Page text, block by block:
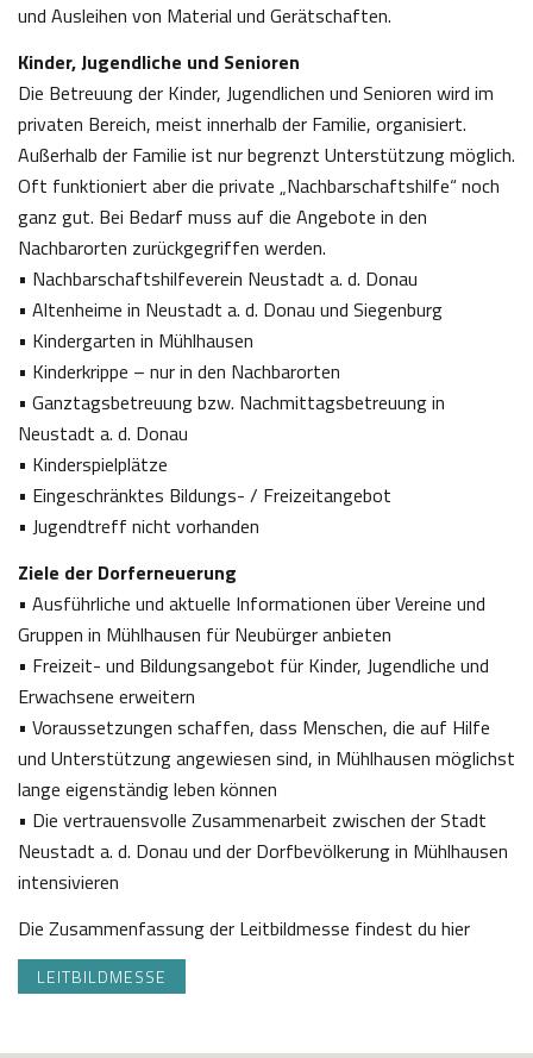
und Ausleihen von Material und Gerätschaften.
Kinder, Jugendliche und Senioren
Die Betreuung der Kinder, Jugendlichen und Senioren wird im
privaten Bereich, meist innerhalb der Familie, organisiert.
Außerhalb der Familie ist nur begrenzt Unterstützung möglich.
Oft funktioniert aber die private „Nachbarschaftshilfe“ noch
ganz gut. Bei Bedarf muss auf die Angebote in den
Nachbarorten zurückgegriffen werden.
• Nachbarschaftshilfeverein Neustadt a. d. Donau
• Altenheime in Neustadt a. d. Donau und Siegenburg
• Kindergarten in Mühlhausen
• Kinderkrippe – nur in den Nachbarorten
• Ganztagsbetreuung bzw. Nachmittagsbetreuung in
Neustadt a. d. Donau
• Kinderspielplätze
• Eingeschränktes Bildungs- / Freizeitangebot
• Jugendtreff nicht vorhanden
Ziele der Dorferneuerung
• Ausführliche und aktuelle Informationen über Vereine und
Gruppen in Mühlhausen für Neubürger anbieten
• Freizeit- und Bildungsangebot für Kinder, Jugendliche und
Erwachsene erweitern
• Voraussetzungen schaffen, dass Menschen, die auf Hilfe
und Unterstützung angewiesen sind, in Mühlhausen möglichst
lange eigenständig leben können
• Die vertrauensvolle Zusammenarbeit zwischen der Stadt
Neustadt a. d. Donau und der Dorfbevölkerung in Mühlhausen
intensivieren
Die Zusammenfassung der Leitbildmesse findest du hier
LEITBILDMESSE